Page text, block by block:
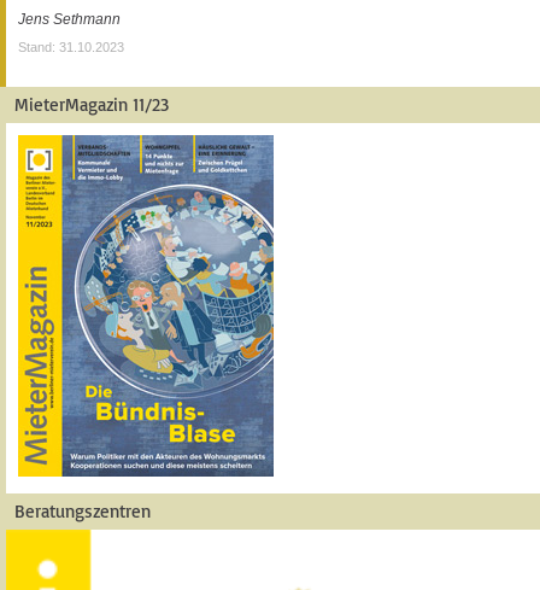
Jens Sethmann
Stand: 31.10.2023
MieterMagazin 11/23
Beratungszentren